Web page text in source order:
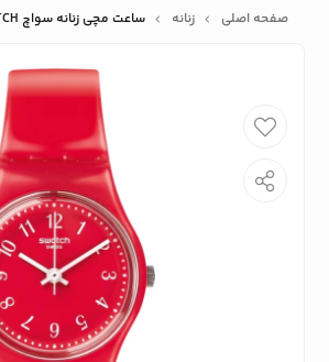
صفحه اصلی زنانه ساعت مچی زنانه سواچ SWATCH مدل LR127